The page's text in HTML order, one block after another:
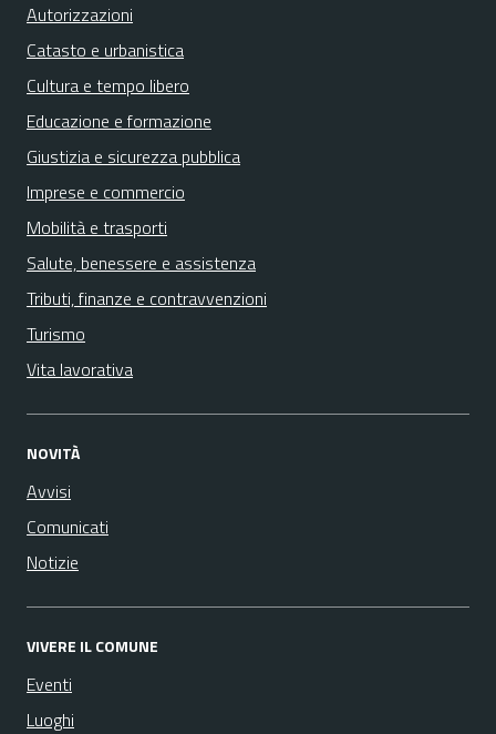
Autorizzazioni
Catasto e urbanistica
Cultura e tempo libero
Educazione e formazione
Giustizia e sicurezza pubblica
Imprese e commercio
Mobilità e trasporti
Salute, benessere e assistenza
Tributi, finanze e contravvenzioni
Turismo
Vita lavorativa
NOVITÀ
Avvisi
Comunicati
Notizie
VIVERE IL COMUNE
Eventi
Luoghi